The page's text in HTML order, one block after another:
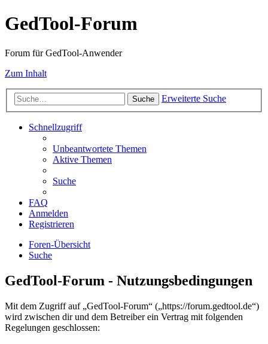
GedTool-Forum
Forum für GedTool-Anwender
Zum Inhalt
Suche Erweiterte Suche
Schnellzugriff
Unbeantwortete Themen
Aktive Themen
Suche
FAQ
Anmelden
Registrieren
Foren-Übersicht
Suche
GedTool-Forum - Nutzungsbedingungen
Mit dem Zugriff auf „GedTool-Forum“ („https://forum.gedtool.de“)
wird zwischen dir und dem Betreiber ein Vertrag mit folgenden
Regelungen geschlossen: